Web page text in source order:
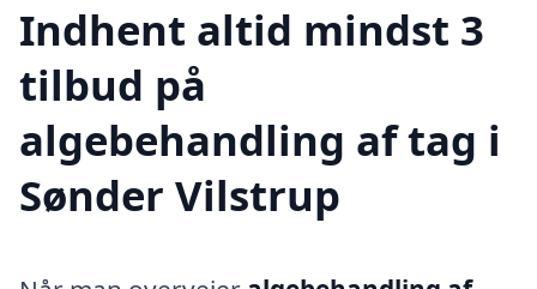
Indhent altid mindst 3
tilbud på
algebehandling af tag i
Sønder Vilstrup